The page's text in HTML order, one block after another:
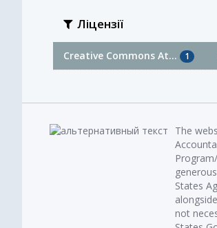
Ліцензії
Creative Commons At... 1
The
States
not